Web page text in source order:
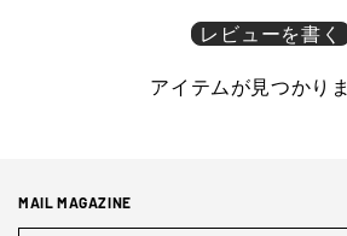
レビューを書く
アイテムが見つかり
MAIL MAGAZINE